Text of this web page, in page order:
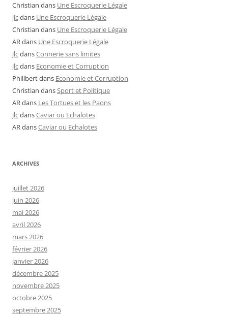
Christian dans Une Escroquerie Légale
jlcdans Une Escroquerie Légale
Christian dans Une Escroquerie Légale
ARdans Une Escroquerie Légale
jlcdansConnerie sans limites
jlcdans Economie et Corruption
Philibertdans Economie et Corruption
Christian dansSport et Politique
ARdans Les Tortues et les Paons
jlcdansCaviar ou Echalotes
ARdansCaviar ou Echalotes
ARCHIVES
juillet 2026
juin 2026
mai 2026
avril 2026
mars 2026
février 2026
janvier 2026
décembre 2025
novembre 2025
octobre 2025
septembre 2025